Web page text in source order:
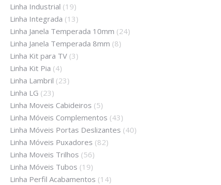
Linha Industrial (19)
Linha Integrada (13)
Linha Janela Temperada 10mm (24)
Linha Janela Temperada 8mm (8)
Linha Kit para TV (3)
Linha Kit Pia (4)
Linha Lambril (23)
Linha LG (23)
Linha Moveis Cabideiros (5)
Linha Móveis Complementos (43)
Linha Móveis Portas Deslizantes (40)
Linha Móveis Puxadores (82)
Linha Moveis Trilhos (56)
Linha Móveis Tubos (19)
Linha Perfil Acabamentos (14)